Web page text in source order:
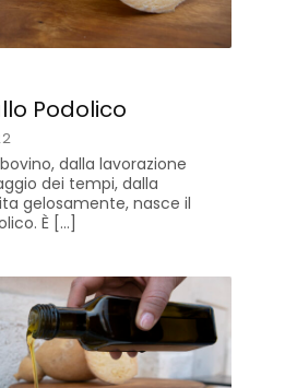
Podolico
dalla lavorazione
dei tempi, dalla
gelosamente, nasce il
È […]